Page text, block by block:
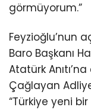
görmüyorum.”
Feyzioğlu’nun
Baro Başkanı
Atatürk
Çağlayan
“Türkiye yeni